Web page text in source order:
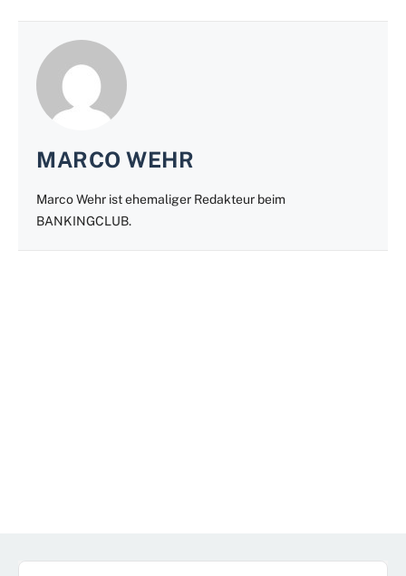
MARCO WEHR
Marco Wehr ist ehemaliger Redakteur beim
BANKINGCLUB.